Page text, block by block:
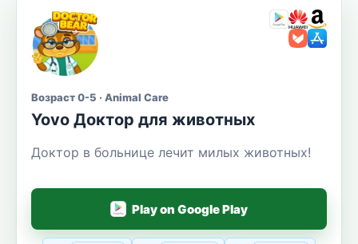
Возраст 0-5 · Animal Care
Yovo Доктор для животных
Доктор в больнице лечит милых животных!
Play on Google Play